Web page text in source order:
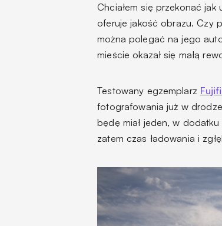
Chciałem się przekonać
oferuje jakość obrazu. Czy
można polegać na jego
mieście okazał się małą
Testowany egzemplarz
fotografowania już w
będę miał jeden, w
zatem czas ładowania i